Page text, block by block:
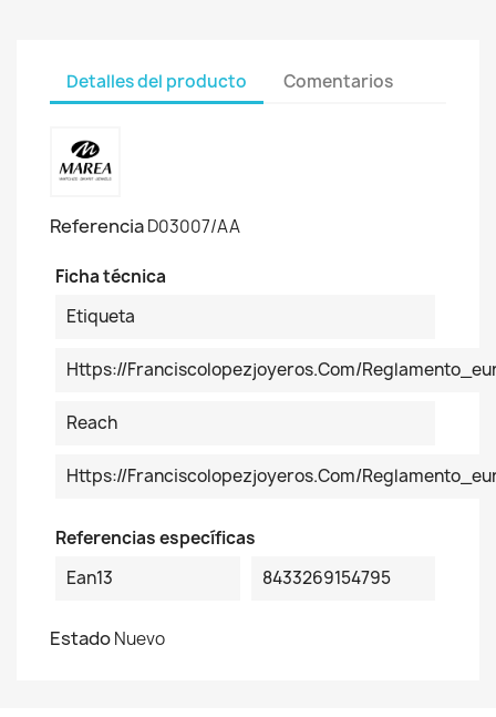
Detalles del producto Comentarios
ReferenciaD03007/AA
Ficha técnica
Etiqueta
Https://franciscolopezjoyeros.com/
Reach
Https://franciscolopezjoyeros.com/
Referencias específicas
Ean13
8433269154795
EstadoNuevo